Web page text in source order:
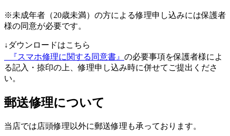
※未成年者（20歳未満）の方による修理申し込みには保護者
様の同意が必要です。
↓ダウンロードはこちら
『スマホ修理に関する同意書』 の必要事項を保護者様によ
る記入・捺印の上、修理申し込み時に併せてご提出くださ
い。
郵送修理について
当店では店頭修理以外に郵送修理も承っております。